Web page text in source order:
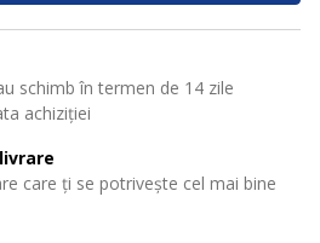
schimb în termen de 14 zile
achiziției
care ți se potrivește cel mai bine